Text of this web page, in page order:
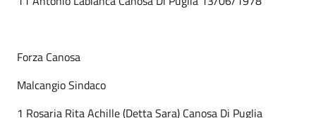
Forza Canosa
Malcangio Sindaco
1 Rosaria Rita Achille (Detta Sara) Canosa Di Puglia